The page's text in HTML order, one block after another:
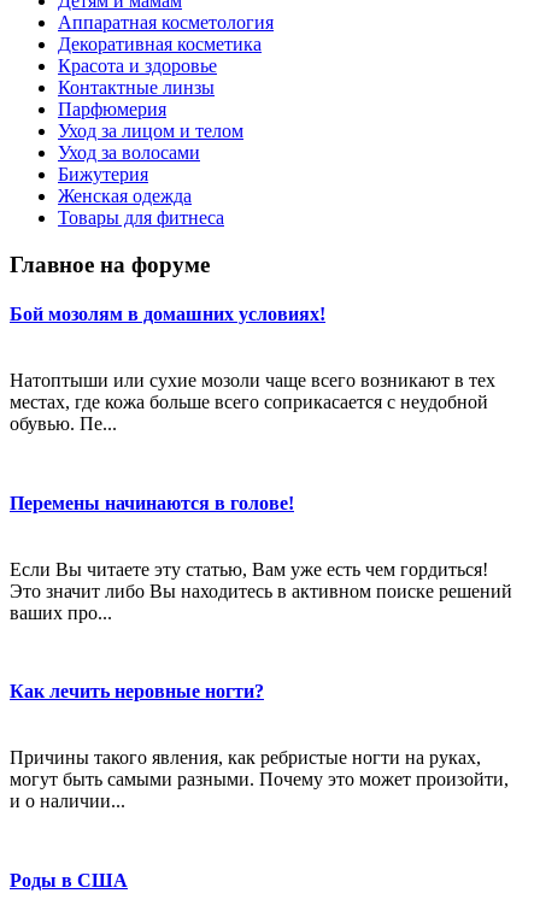
Аппаратная косметология
Декоративная косметика
Красота и здоровье
Контактные линзы
Парфюмерия
Уход за лицом и телом
Уход за волосами
Бижутерия
Женская одежда
Товары для фитнеса
Главное на форуме
Бой мозолям в домашних условиях!
Натоптыши или сухие мозоли чаще всего возникают в тех
местах, где кожа больше всего соприкасается с неудобной
обувью. Пе...
Перемены начинаются в голове!
Если Вы читаете эту статью, Вам уже есть чем гордиться!
Это значит либо Вы находитесь в активном поиске решений
ваших про...
Как лечить неровные ногти?
Причины такого явления, как ребристые ногти на руках,
могут быть самыми разными. Почему это может произойти,
и о наличии...
Роды в США